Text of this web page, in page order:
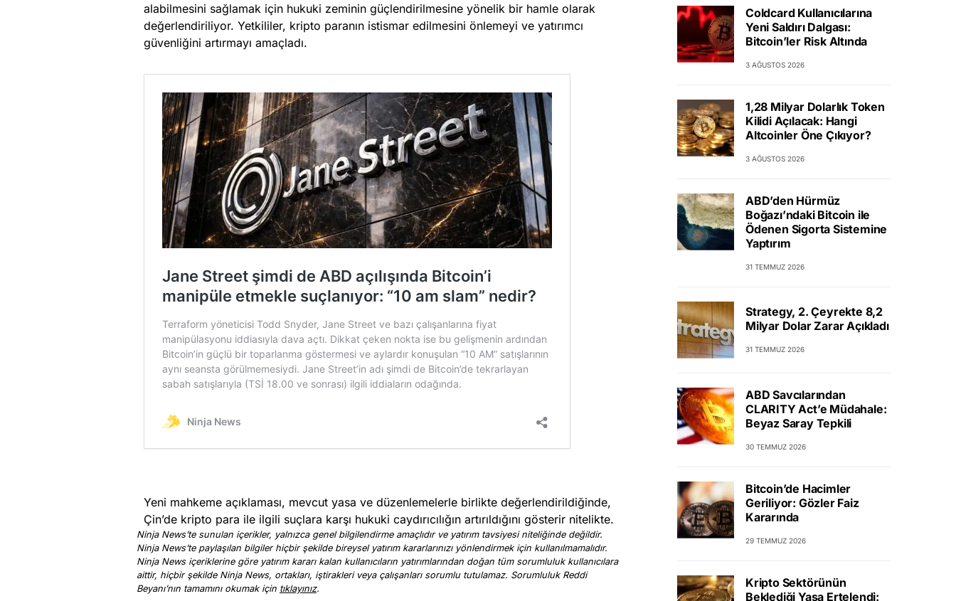
alabilmesini sağlamak için hukuki zeminin güçlendirilmesine yönelik bir hamle olarak
değerlendiriliyor. Yetkililer, kripto paranın istismar edilmesini önlemeyi ve yatırımcı
güvenliğini artırmayı amaçladı.
Yeni mahkeme açıklaması, mevcut yasa ve düzenlemelerle birlikte değerlendirildiğinde,
Çin’de kripto para ile ilgili suçlara karşı hukuki caydırıcılığın artırıldığını gösterir nitelikte.
Ninja News’te sunulan içerikler, yalnızca genel bilgilendirme amaçlıdır ve yatırım tavsiyesi niteliğinde değildir.
Ninja News’te paylaşılan bilgiler hiçbir şekilde bireysel yatırım kararlarınızı yönlendirmek için kullanılmamalıdır.
Ninja News içeriklerine göre yatırım kararı kalan kullanıcıların yatırımlarından doğan tüm sorumluluk kullanıcılara
aittir, hiçbir şekilde Ninja News, ortakları, iştirakleri veya çalışanları sorumlu tutulamaz. Sorumluluk Reddi
Beyanı’nın tamamını okumak için tıklayınız.
Coldcard Kullanıcılarına
Yeni Saldırı Dalgası:
Bitcoin’ler Risk Altında
3 AĞUSTOS 2026
1,28 Milyar Dolarlık Token
Kilidi Açılacak: Hangi
Altcoinler Öne Çıkıyor?
3 AĞUSTOS 2026
ABD’den Hürmüz
Boğazı’ndaki Bitcoin ile
Ödenen Sigorta Sistemine
Yaptırım
31 TEMMUZ 2026
Strategy, 2. Çeyrekte 8,2
Milyar Dolar Zarar Açıkladı
31 TEMMUZ 2026
ABD Savcılarından
CLARITY Act’e Müdahale:
Beyaz Saray Tepkili
30 TEMMUZ 2026
Bitcoin’de Hacimler
Geriliyor: Gözler Faiz
Kararında
29 TEMMUZ 2026
Kripto Sektörünün
Beklediği Yasa Ertelendi: